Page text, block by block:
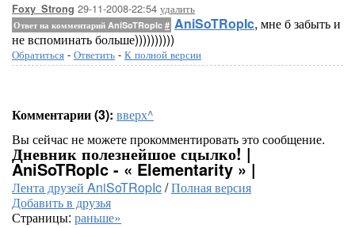
Foxy_Strong 29-11-2008-22:54 удалить
Ответ на комментарий AniSoTRopIc # AniSoTRopIc, мне б забыть и
не вспоминать больше))))))))))
Обратиться - Ответить - К полной версии
Комментарии (3): вверх^
Вы сейчас не можете прокомментировать это сообщение.
Дневник полезнейшое сцылко! |
AniSoTRopIc - « Elementarity » |
Лента друзей AniSoTRopIc/Полная версия
Добавить в друзья
Страницы: раньше»